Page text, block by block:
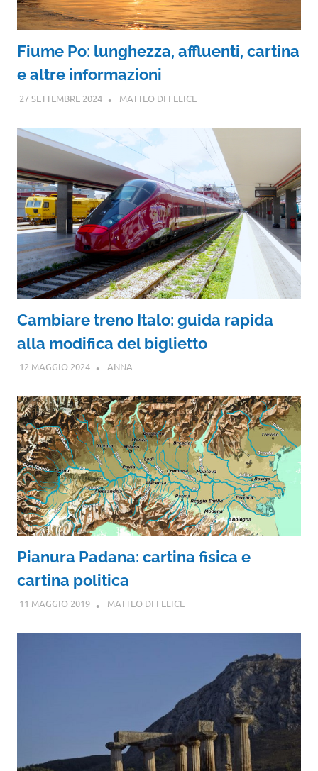
Fiume Po: lunghezza, affluenti, cartina
e altre informazioni
27 SETTEMBRE 2024 MATTEO DI FELICE
Cambiare treno Italo: guida rapida
alla modifica del biglietto
12 MAGGIO 2024 ANNA
Pianura Padana: cartina fisica e
cartina politica
11 MAGGIO 2019 MATTEO DI FELICE